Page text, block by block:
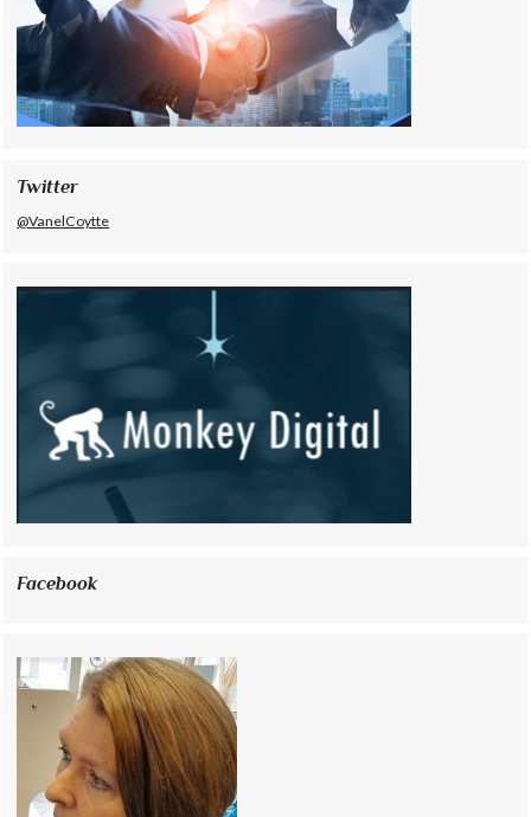
Twitter
@VanelCoytte
Facebook